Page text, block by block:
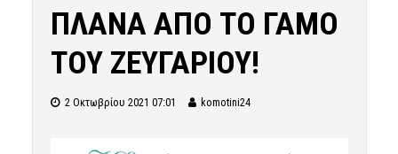
ΠΛΑΝΑ ΑΠΟ ΤΟ ΓΑΜΟ
ΤΟΥ ΖΕΥΓΑΡΙΟΥ!
2 Οκτωβρίου 2021 07:01 komotini24